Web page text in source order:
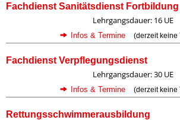
Fachdienst Sanitätsdienst Fortbildung
Lehrgangsdauer: 16 UE
Infos & Termine (derzeit keine
Fachdienst Verpflegungsdienst
Lehrgangsdauer: 30 UE
Infos & Termine (derzeit keine
Rettungsschwimmerausbildung